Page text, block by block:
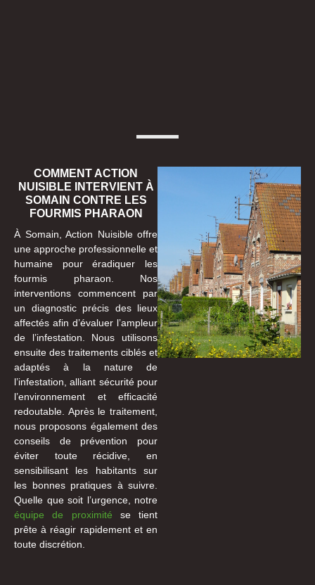
COMMENT ACTION
NUISIBLE INTERVIENT À
SOMAIN CONTRE LES
FOURMIS PHARAON
À Somain, Action Nuisible offre
une approche professionnelle et
humaine pour éradiquer les
fourmis pharaon. Nos
interventions commencent par
un diagnostic précis des lieux
affectés afin d’évaluer l’ampleur
de l’infestation. Nous utilisons
ensuite des traitements ciblés et
adaptés à la nature de
l’infestation, alliant sécurité pour
l’environnement et efficacité
redoutable. Après le traitement,
nous proposons également des
conseils de prévention pour
éviter toute récidive, en
sensibilisant les habitants sur
les bonnes pratiques à suivre.
Quelle que soit l’urgence, notre
équipe de proximité se tient
prête à réagir rapidement et en
toute discrétion.